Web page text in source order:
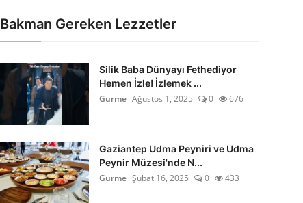
Bakman Gereken Lezzetler
Silik Baba Dünyayı Fethediyor
Hemen İzle! İzlemek ...
Gurme Ağustos 1, 2025 0 676
Gaziantep Udma Peyniri ve Udma
Peynir Müzesi'nde N...
Gurme Şubat 16, 2025 0 433